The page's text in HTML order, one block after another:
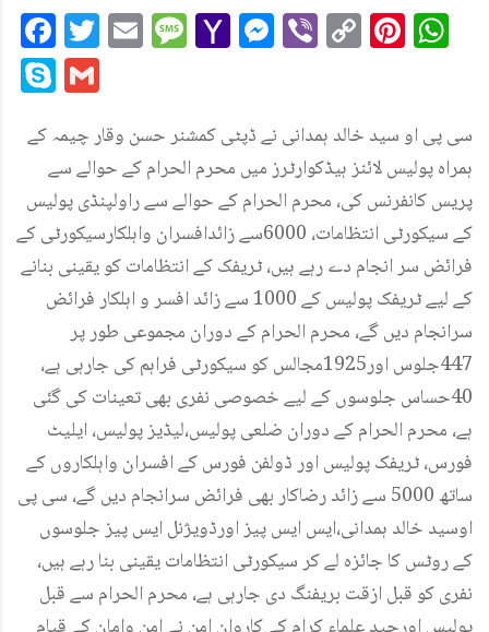
Facebook
Twitter
EmailMessage
Yahoo
Mail
Messenger
ViberCopy
Link
Skype
ہمراہ پولیس لائنز ہیڈکوارٹرز میں محرم الحرام کے حوالے سے
پریس کانفرنس کی، محرم الحرام کے حوالے سے راولپنڈی پولیس
کے سیکورٹی انتظامات، 6000سے زائدافسران واہلکارسیکورٹی کے
فرائض سر انجام دے رہے ہیں، ٹریفک کے انتظامات کو یقینی بنانے
کے لیے ٹریفک پولیس کے 1000 سے زائد افسر و اہلکار فرائض
سرانجام دیں گے، محرم الحرام کے دوران مجموعی طور پر
447جلوس اور1925مجالس کو سیکورٹی فراہم کی جارہی ہے،
40حساس جلوسوں کے لیے خصوصی نفری بھی تعینات کی گئی
ہے، محرم الحرام کے دوران ضلعی پولیس،لیڈیز پولیس، ایلیٹ
فورس، ٹریفک پولیس اور ڈولفن فورس کے افسران واہلکاروں کے
ساتھ 5000 سے زائد رضاکار بھی فرائض سرانجام دیں گے، سی پی
اوسید خالد ہمدانی،ایس ایس پیز اورڈویژنل ایس پیز جلوسوں
کے روٹس کا جائزہ لے کر سیکورٹی انتظامات یقینی بنا رہے ہیں،
نفری کو قبل ازقت بریفنگ دی جارہی ہے، محرم الحرام سے قبل